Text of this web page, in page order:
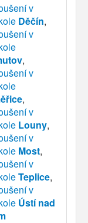
v
Děčín,
v
,
v
,
v
Louny,
v
Most,
v
Teplice,
v
Ústí nad